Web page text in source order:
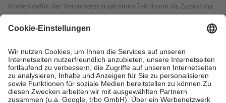
Kosten dafür, der Versicherte trägt einen Teil davon als Zuzahlung
mit.
Grundsätzlich leisten Mitglieder Zuzahlungen in Höhe von zehn
höchstens zehn Euro.
Es sind jedoch nie mehr als die tatsächlichen
Kosten der Leistung zu entrichten.
Diese Regeln gelten grundsätzlich auch für Online-Apotheken.
Bei Heilmitteln und häuslicher Krankenpflege beträgt die
Zuzahlung zehn Prozent der Kosten sowie zehn Euro je
Verordnung.